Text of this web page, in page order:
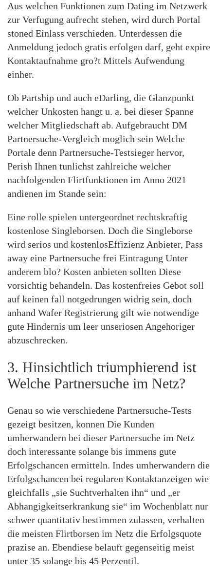
Aus welchen Funktionen zum Dating im Netzwerk
zur Verfugung aufrecht stehen, wird durch Portal
stoned Einlass verschieden. Unterdessen die
Anmeldung jedoch gratis erfolgen darf, geht expire
Kontaktaufnahme gro?t Mittels Aufwendung
einher.
Ob Partship und auch eDarling, die Glanzpunkt
welcher Unkosten hangt u. a. bei dieser Spanne
welcher Mitgliedschaft ab. Aufgebraucht DM
Partnersuche-Vergleich moglich sein Welche
Portale denn Partnersuche-Testsieger hervor,
Perish Ihnen tunlichst zahlreiche welcher
nachfolgenden Flirtfunktionen im Anno 2021
andienen im Stande sein:
Eine rolle spielen untergeordnet rechtskraftig
kostenlose Singleborsen. Doch die Singleborse
wird serios und kostenlosEffizienz Anbieter, Pass
away eine Partnersuche frei Eintragung Unter
anderem blo? Kosten anbieten sollten Diese
vorsichtig behandeln. Das kostenfreies Gebot soll
auf keinen fall notgedrungen widrig sein, doch
anhand Wafer Registrierung gilt wie notwendige
gute Hindernis um leer unseriosen Angehoriger
abzuschrecken.
3. Hinsichtlich triumphierend ist
Welche Partnersuche im Netz?
Genau so wie verschiedene Partnersuche-Tests
gezeigt besitzen, konnen Die Kunden
umherwandern bei dieser Partnersuche im Netz
doch interessante solange bis immens gute
Erfolgschancen ermitteln. Indes umherwandern die
Erfolgschancen bei regularen Kontaktanzeigen wie
gleichfalls „sie Suchtverhalten ihn“ und „er
Abhangigkeitserkrankung sie“ im Wochenblatt nur
schwer quantitativ bestimmen zulassen, verhalten
die meisten Flirtborsen im Netz die Erfolgsquote
prazise an. Ebendiese belauft gegenseitig meist
unter 35 solange bis 45 Perzentil.